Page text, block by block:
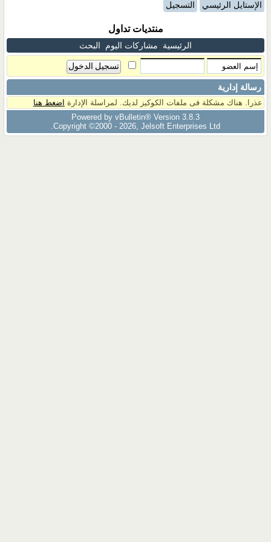
الإستايل الرئيسي التسجيل
منتديات تداول
الرئيسية مشاركات اليوم البحث
رسالة إدارية
عذرا. هناك مشكلة فى ملفات الكوكيز لديك. لمراسلة الإدارة اضغط هنا
Powered by vBulletin® Version 3.8.3
Copyright ©2000 - 2026, Jelsoft Enterprises Ltd.